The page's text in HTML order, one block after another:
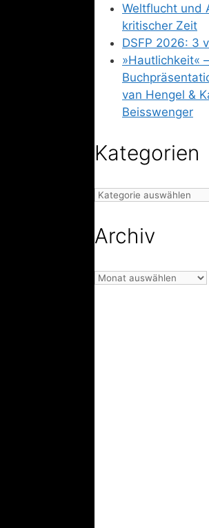
Weltflucht und
kritischer Zeit
DSFP 2026: 3
»Hautlichkeit« –
van Hengel &
Beisswenger
Kategorien
Kategorien
Archiv
Archiv